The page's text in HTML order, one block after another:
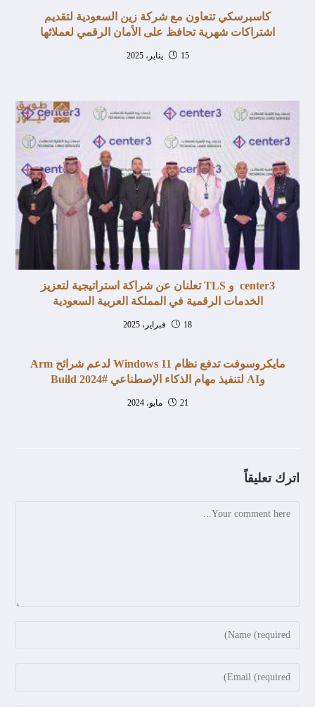
كاسبرسكي تتعاون مع شركة زين السعودية لتقديم
اشتراكات شهرية تحافظ على الأمان الرقمي لعملائها
15 يناير، 2025
center3 و TLS تعلنان عن شراكة استراتيجية لتعزيز
الخدمات الرقمية في المملكة العربية السعودية
18 فبراير، 2025
مايكروسوفت تدفع نظام Windows 11 لدعم شرائح Arm
وAI لتنفيذ مهام الذكاء الإصطناعي #Build 2024
21 مايو، 2024
اترك تعليقاً